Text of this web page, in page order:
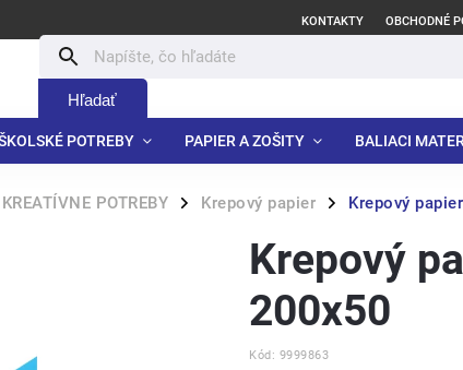
KONTAKTY OBCHODNÉ
Hľadať
POTREBY PAPIER A ZOŠITY BALIACI
KREATÍVNE POTREBY / Krepový papier / Krepový
Krepový
200x50
Kód: 9999863